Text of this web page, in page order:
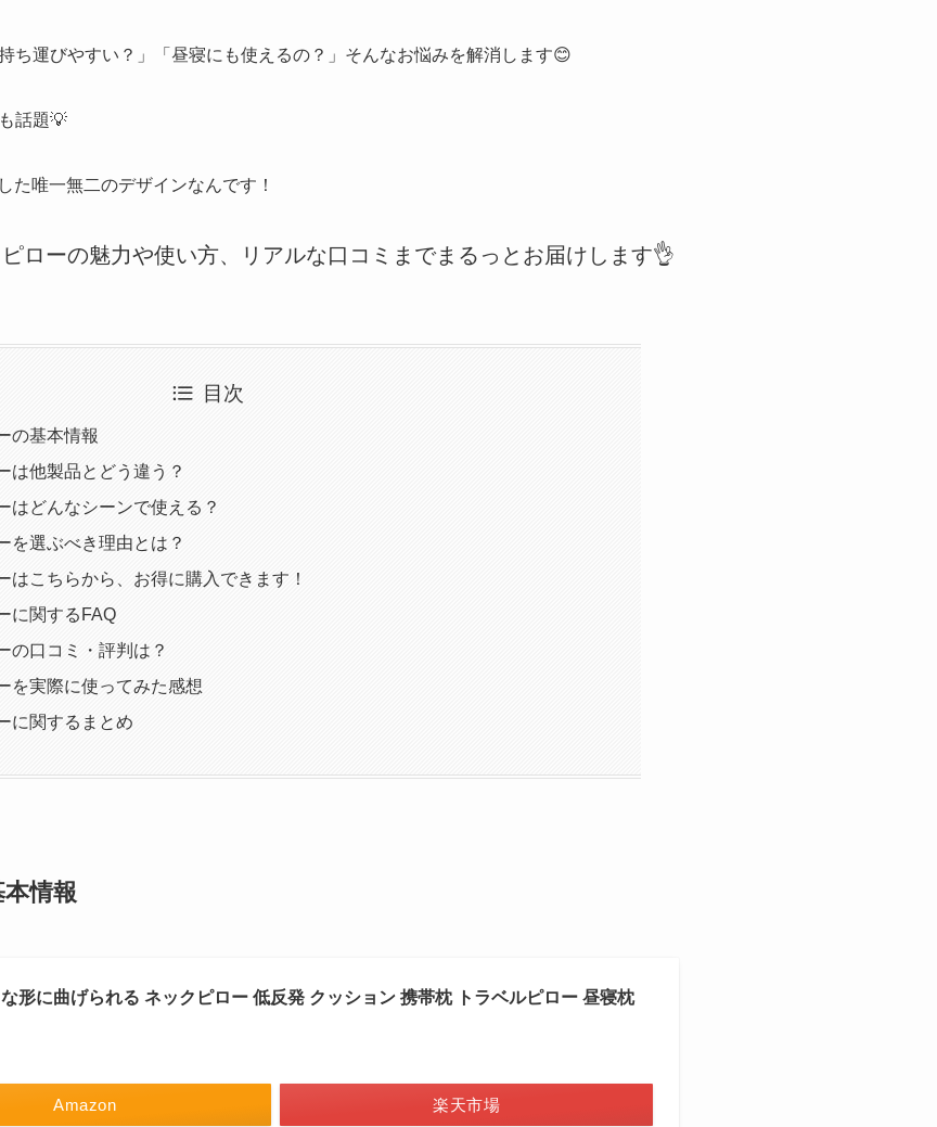
ち運びやすい？」「昼寝にも使えるの？」そんなお悩みを解消します😊
話題💡
た唯一無二のデザインなんです！
ローの魅力や使い方、リアルな口コミまでまるっとお届けします👌
目次
の基本情報
は他製品とどう違う？
はどんなシーンで使える？
を選ぶべき理由とは？
はこちらから、お得に購入できます！
に関するFAQ
の口コミ・評判は？
を実際に使ってみた感想
に関するまとめ
情報
形に曲げられる ネックピロー 低反発 クッション 携帯枕 トラベルピロー 昼寝枕
Amazon 楽天市場